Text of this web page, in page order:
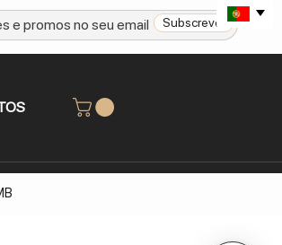
Subscrever